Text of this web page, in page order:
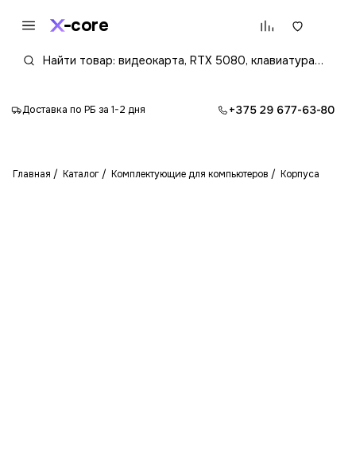
core
Доставка по РБ за 1-2 дня +375 29 677-63-80
Главная Каталог Комплектующие для компьютеров Корпуса